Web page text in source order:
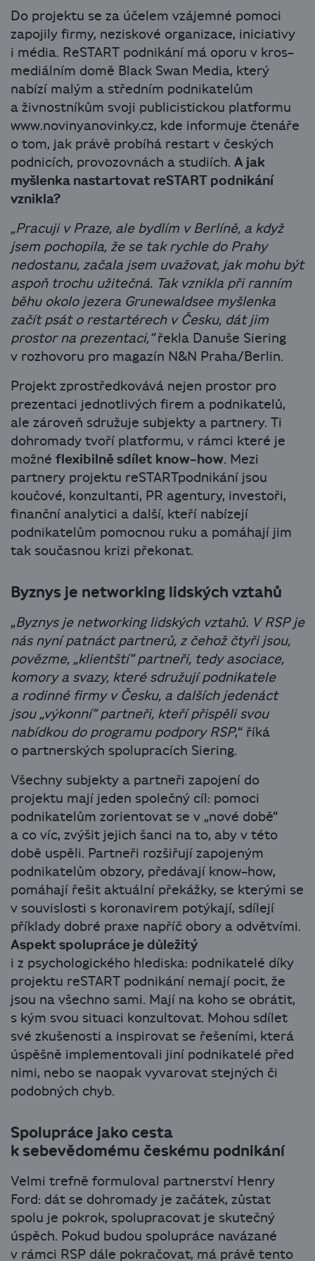
Do projektu se za účelem vzájemné pomoci
zapojily firmy, neziskové organizace, iniciativy
i média. ReSTART podnikání má oporu v kros-
mediálním domě Black Swan Media, který
nabízí malým a středním podnikatelům
a živnostníkům svoji publicistickou platformu
www.novinyanovinky.cz, kde informuje čtenáře
o tom, jak právě probíhá restart v českých
podnicích, provozovnách a studiích. A jak
myšlenka nastartovat reSTART podnikání
vznikla?
„Pracuji v Praze, ale bydlím v Berlíně, a když
jsem pochopila, že se tak rychle do Prahy
nedostanu, začala jsem uvažovat, jak mohu být
aspoň trochu užitečná. Tak vznikla při ranním
běhu okolo jezera Grunewaldsee myšlenka
začít psát o restartérech v Česku, dát jim
prostor na prezentaci,“řekla Danuše Siering
v rozhovoru pro magazín N&N Praha/Berlin.
Projekt zprostředkovává nejen prostor pro
prezentaci jednotlivých firem a podnikatelů,
ale zároveň sdružuje subjekty a partnery. Ti
dohromady tvoří platformu, v rámci které je
možné flexibilně sdílet know-how. Mezi
partnery projektu reSTARTpodnikání jsou
koučové, konzultanti, PR agentury, investoři,
finanční analytici a další, kteří nabízejí
podnikatelům pomocnou ruku a pomáhají jim
tak současnou krizi překonat.
Byznys je networking lidských vztahů
„Byznys je networking lidských vztahů. V RSP je
nás nyní patnáct partnerů, z čehož čtyři jsou,
povězme, „klientští“ partneři, tedy asociace,
komory a svazy, které sdružují podnikatele
a rodinné firmy v Česku, a dalších jedenáct
jsou „výkonní“ partneři, kteří přispěli svou
nabídkou do programu podpory RSP,“ říká
o partnerských spolupracích Siering.
Všechny subjekty a partneři zapojení do
projektu mají jeden společný cíl: pomoci
podnikatelům zorientovat se v „nové době“
a co víc, zvýšit jejich šanci na to, aby v této
době uspěli. Partneři rozšiřují zapojeným
podnikatelům obzory, předávají know-how,
pomáhají řešit aktuální překážky, se kterými se
v souvislosti s koronavirem potýkají, sdílejí
příklady dobré praxe napříč obory a odvětvími.
Aspekt spolupráce je důležitý
i z psychologického hlediska: podnikatelé díky
projektu reSTART podnikání nemají pocit, že
jsou na všechno sami. Mají na koho se obrátit,
s kým svou situaci konzultovat. Mohou sdílet
své zkušenosti a inspirovat se řešeními, která
úspěšně implementovali jiní podnikatelé před
nimi, nebo se naopak vyvarovat stejných či
podobných chyb.
Spolupráce jako cesta
k sebevědomému českému podnikání
Velmi trefně formuloval partnerství Henry
Ford: dát se dohromady je začátek, zůstat
spolu je pokrok, spolupracovat je skutečný
úspěch. Pokud budou spolupráce navázané
v rámci RSP dále pokračovat, má právě tento